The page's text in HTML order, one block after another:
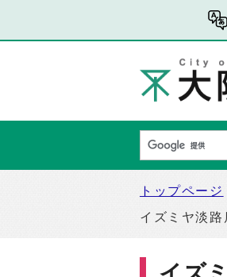
トップページ
イズミヤ淡